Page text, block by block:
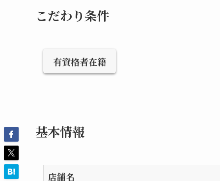
こだわり条件
有資格者在籍
基本情報
店舗名